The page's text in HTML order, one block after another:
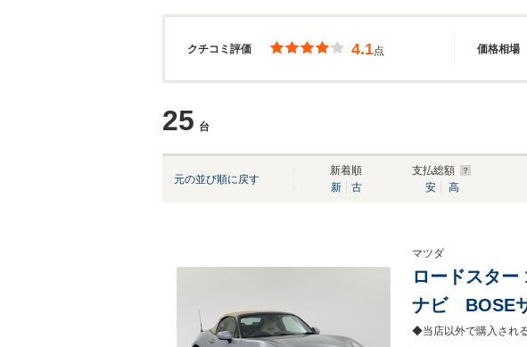
クチコミ評価 価格相場
4.1点
25 台
元の並び順に戻す
新着順
新
古
支払総額
安
高
マツダ
ロードスタ
ナビ BOSE
ルーズコン